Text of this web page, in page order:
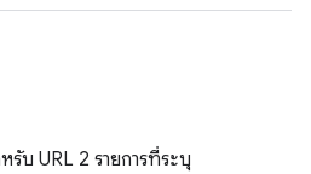
รับ URL 2 รายการที่ระบุ